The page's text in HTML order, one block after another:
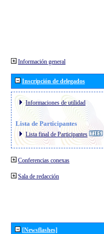
Información general
Inscripción de delegados
Informaciones de utilidad
Lista de Participantes
Lista final de Participantes
Conferencias conexas
Sala de redacción
[Newsflashes]